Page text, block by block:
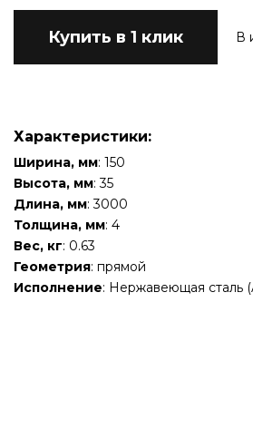
Купить в 1 клик В
Характеристики:
Ширина, мм: 150
Высота, мм: 35
Длина, мм: 3000
Толщина, мм: 4
Вес, кг: 0.63
Геометрия: прямой
Исполнение: Нержавеющая сталь